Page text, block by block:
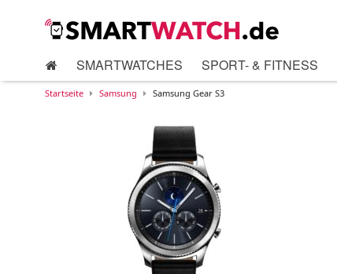
SMARTWATCHES SPORT- & FITNESS
Startseite Samsung Samsung Gear S3